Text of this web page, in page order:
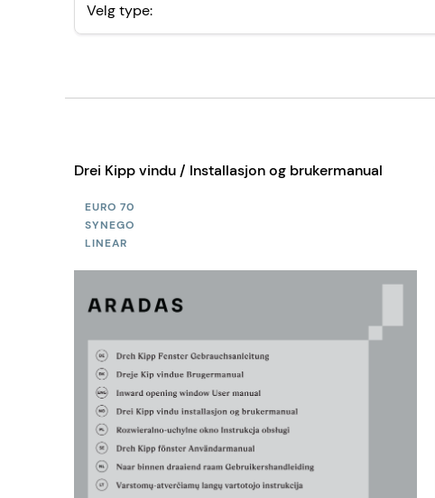
Velg type:
Drei Kipp vindu / Installasjon og brukermanual
EURO 70
SYNEGO
LINEAR